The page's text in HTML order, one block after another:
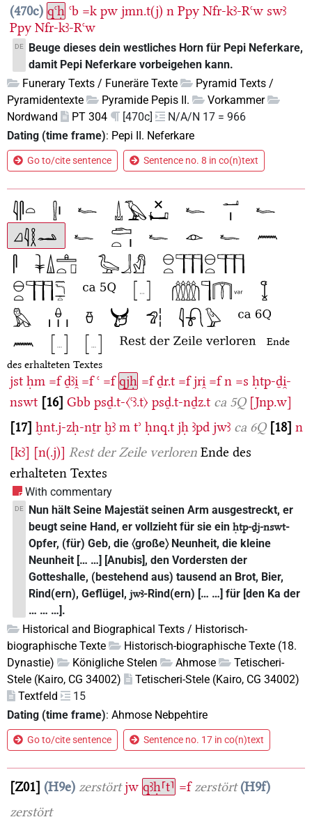
470c qꜥḥ ꜥb =k pw jmn.t(j) n Ppy Nfr-kꜣ-Rꜥw swꜣ
Ppy Nfr-kꜣ-Rꜥw
DE
Beuge dieses dein westliches Horn für Pepi Neferkare,
damit Pepi Neferkare vorbeigehen kann.
Funerary Texts / Funeräre Texte
Pyramid Texts /
Pyramidentexte
Pyramide Pepis II.
Vorkammer
Nordwand
PT 304 [470c]
N/A/N 17 = 966
Dating (time frame): Pepi II. Neferkare
Go to/cite sentence Sentence no. 8 in co(n)text
Ende
des erhalteten Textes
jst ḥm =f ḏꜣi̯ =f ꜥ =f qjḥ =f ḏr.t =f jri̯ =f n =s ḥtp-ḏi̯-
nswt 16 Gbb psḏ.t-〈ꜥꜣ.t〉 psḏ.t-nḏz.t ca 5Q [Jnp.w]
17 ḫnt.j-zḥ-nṯr ḫꜣ m tʾ ḥnq.t jḥ ꜣpd jwꜣ ca 6Q 18 n
[kꜣ] [n(.j)] Rest der Zeile verloren Ende des
erhalteten Textes
With commentary
DE
Nun hält Seine Majestät seinen Arm ausgestreckt, er
beugt seine Hand, er vollzieht für sie einḥtp-ḏj-nswt-
Opfer, (für) Geb, die 〈große〉 Neunheit, die kleine
Neunheit [… …] [Anubis], den Vordersten der
Gotteshalle, (bestehend aus) tausend an Brot, Bier,
Rind(ern), Geflügel,jwꜣ-Rind(ern) [… …] für [den Ka der
… … …].
Historical and Biographical Texts / Historisch-
biographische Texte
Historisch-biographische Texte (18.
Dynastie)
Königliche Stelen Ahmose
Tetischeri-
Stele (Kairo, CG 34002)
Tetischeri-Stele (Kairo, CG 34002)
Textfeld
15
Dating (time frame): Ahmose Nebpehtire
Go to/cite sentence Sentence no. 17 in co(n)text
Z01 H9e zerstört jw qꜣḥ⸢t⸣ =f zerstört H9f
zerstört